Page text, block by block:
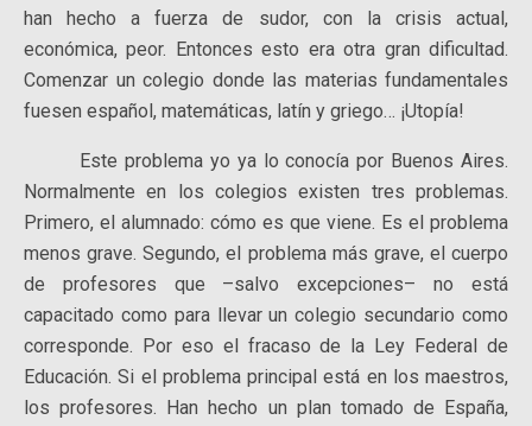
han hecho a fuerza de sudor, con la crisis actual,
económica, peor. Entonces esto era otra gran dificultad.
Comenzar un colegio donde las materias fundamentales
fuesen español, matemáticas, latín y griego… ¡Utopía!
Este problema yo ya lo conocía por Buenos Aires.
Normalmente en los colegios existen tres problemas.
Primero, el alumnado: cómo es que viene. Es el problema
menos grave. Segundo, el problema más grave, el cuerpo
de profesores que –salvo excepciones– no está
capacitado como para llevar un colegio secundario como
corresponde. Por eso el fracaso de la Ley Federal de
Educación. Si el problema principal está en los maestros,
los profesores. Han hecho un plan tomado de España,